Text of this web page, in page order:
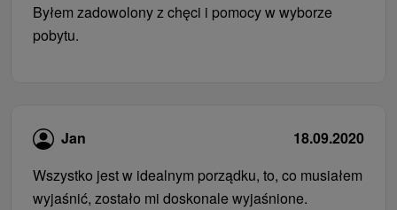
Byłem zadowolony z chęci i pomocy w wyborze
pobytu.
Jan
18.09.2020
Wszystko jest w idealnym porządku, to, co musiałem
wyjaśnić, zostało mi doskonale wyjaśnione.